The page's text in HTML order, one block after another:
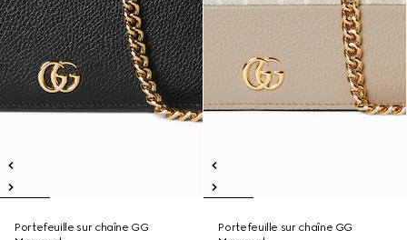
Portefeuille sur chaîne GG
Portefeuille sur chaîne GG